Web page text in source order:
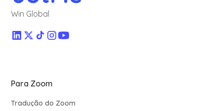
Win Global
Para Zoom
Tradução do Zoom